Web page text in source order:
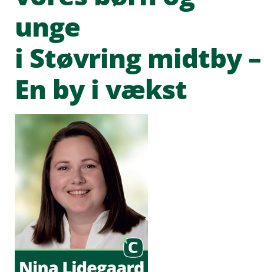
unge
i Støvring midtby –
En by i vækst